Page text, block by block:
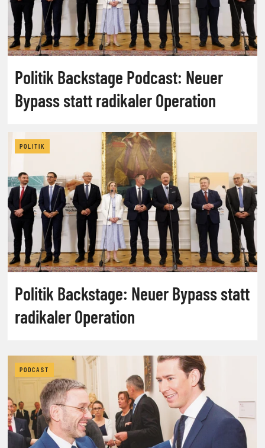
Politik Backstage Podcast: Neuer
Bypass statt radikaler Operation
POLITIK
Politik Backstage: Neuer Bypass statt
radikaler Operation
PODCAST